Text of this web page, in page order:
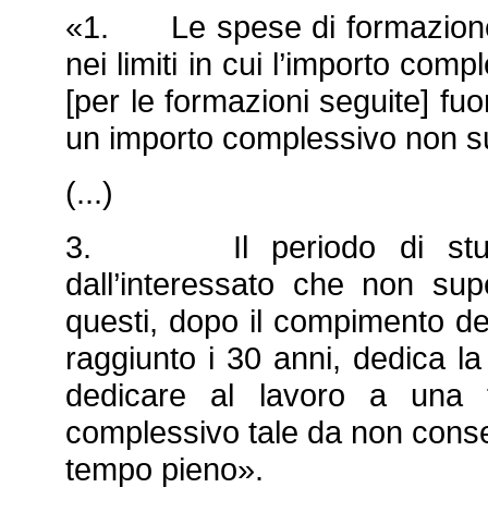
«1. Le spese di
nei limiti in cui l’importo
[per le formazioni seguite]
un importo complessivo non
(...)
3. Il periodo di studio
dall’interessato che non
questi, dopo il compimento
raggiunto i 30 anni, dedica
dedicare al lavoro a una
complessivo tale da non
tempo pieno».